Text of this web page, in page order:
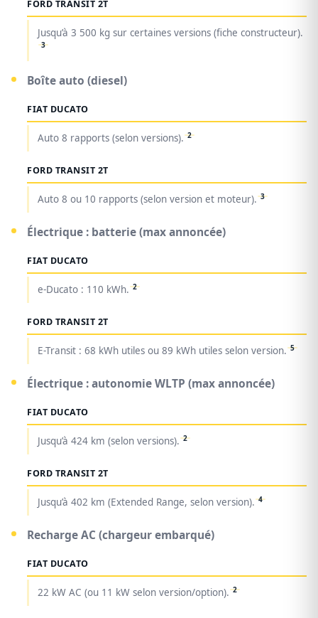
FORD TRANSIT 2T
Jusqu’à 3 500 kg sur certaines versions (fiche constructeur).
3
Boîte auto (diesel)
FIAT DUCATO
Auto 8 rapports (selon versions). 2
FORD TRANSIT 2T
Auto 8 ou 10 rapports (selon version et moteur). 3
Électrique : batterie (max annoncée)
FIAT DUCATO
e-Ducato : 110 kWh. 2
FORD TRANSIT 2T
E-Transit : 68 kWh utiles ou 89 kWh utiles selon version. 5
Électrique : autonomie WLTP (max annoncée)
FIAT DUCATO
Jusqu’à 424 km (selon versions). 2
FORD TRANSIT 2T
Jusqu’à 402 km (Extended Range, selon version). 4
Recharge AC (chargeur embarqué)
FIAT DUCATO
22 kW AC (ou 11 kW selon version/option). 2